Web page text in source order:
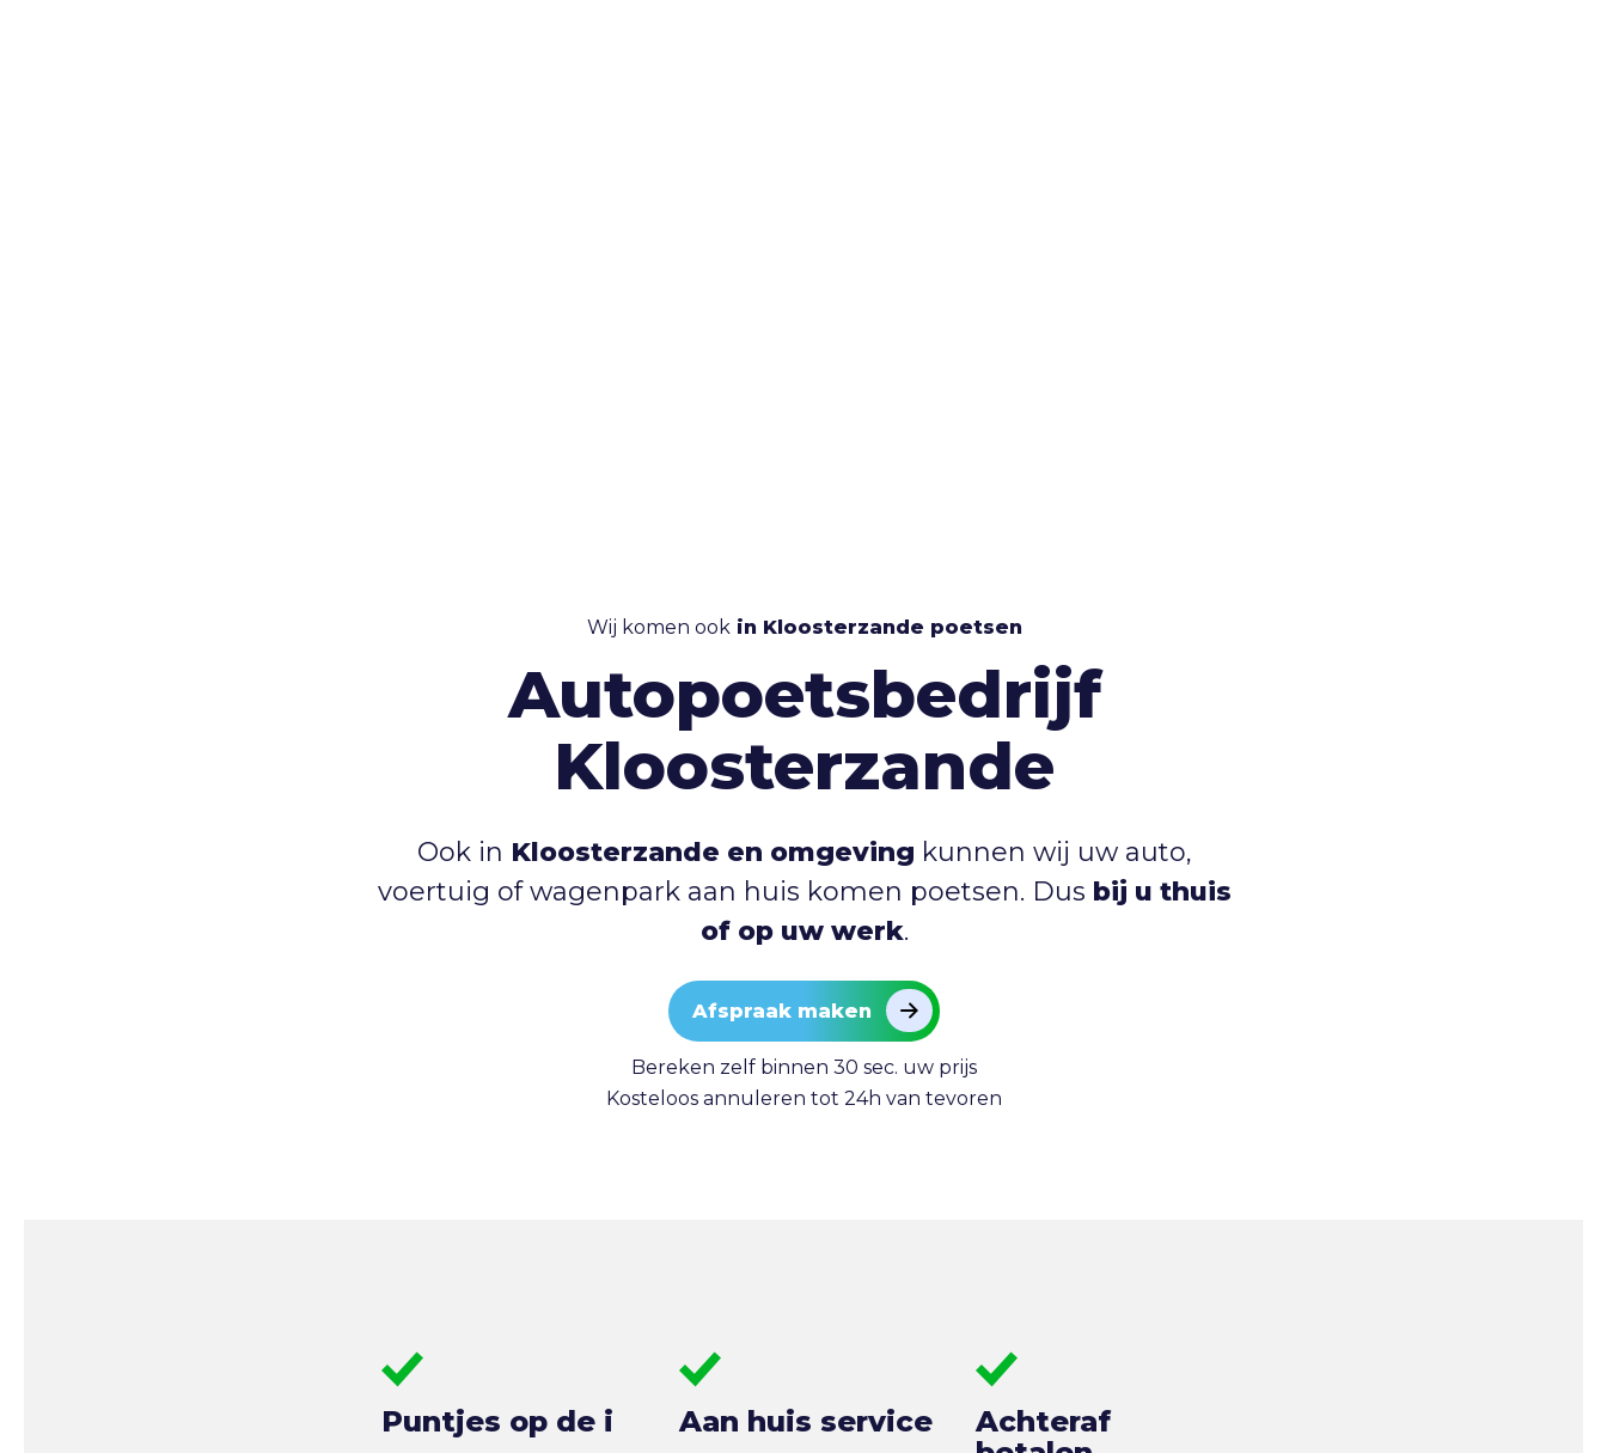
Wij komen ook in Kloosterzande poetsen
Autopoetsbedrijf
Kloosterzande
Ook in Kloosterzande en omgeving kunnen wij uw auto,
voertuig of wagenpark aan huis komen poetsen. Dus bij u thuis
of op uw werk.
Afspraak maken
Bereken zelf binnen 30 sec. uw prijs
Kosteloos annuleren tot 24h van tevoren
Puntjes op de i Aan huis service
Achteraf